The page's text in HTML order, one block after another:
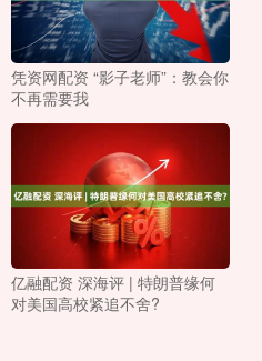
凭资网配资 “影子老师”：教会你
不再需要我
亿融配资 深海评 | 特朗普缘何
对美国高校紧追不舍?